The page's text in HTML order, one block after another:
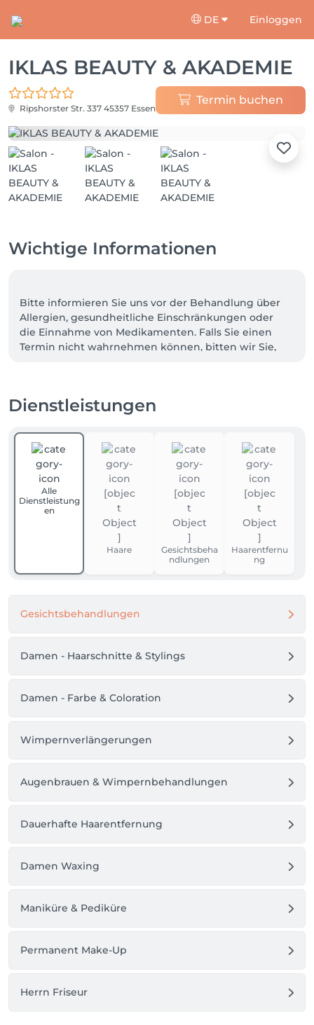
DE Einloggen
IKLAS BEAUTY & AKADEMIE
Ripshorster Str. 337 45357 Essen
Termin buchen
Wichtige Informationen
Bitte informieren Sie uns vor der Behandlung über
Allergien, gesundheitliche Einschränkungen oder
die Einnahme von Medikamenten. Falls Sie einen
Termin nicht wahrnehmen können, bitten wir Sie,
Ihren Besuch im Iklas Beauty Center.
Dienstleistungen
Alle
Dienstleistung
en
Haare
Gesichtsbeha
ndlungen
Haarentfernu
ng
Gesichtsbehandlungen
Damen - Haarschnitte & Stylings
Damen - Farbe & Coloration
Wimpernverlängerungen
Augenbrauen & Wimpernbehandlungen
Dauerhafte Haarentfernung
Damen Waxing
Maniküre & Pediküre
Permanent Make-Up
Herrn Friseur